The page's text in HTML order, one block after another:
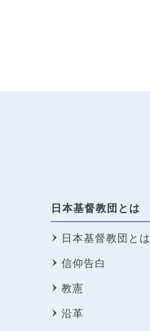
日本基督教団とは
日本基督教団とは
信仰告白
教憲
沿革